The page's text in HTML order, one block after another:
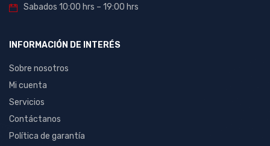
Sabados 10:00 hrs – 19:00 hrs
INFORMACIÓN DE INTERÉS
Sobre nosotros
Mi cuenta
Servicios
Contáctanos
Política de garantía